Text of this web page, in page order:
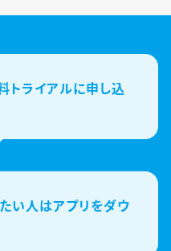
トライアルに申し込
い人はアプリをダウ